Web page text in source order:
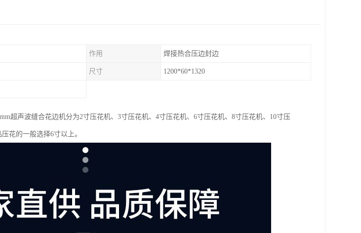
作用 焊接热合压边封边
尺寸 1200*60*1320
超声波缝合花边机分为2寸压花机、3寸压花机、4寸压花机、6寸压花机、8寸压花机、10寸压
花的一般选择6寸以上。